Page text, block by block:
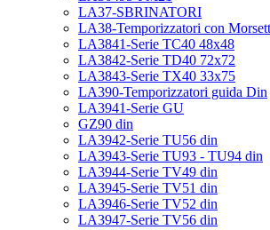
LA37-SBRINATORI
LA38-Temporizzatori con
LA3841-Serie TC40 48x48
LA3842-Serie TD40 72x72
LA3843-Serie TX40 33x75
LA390-Temporizzatori guida Din
LA3941-Serie GU
GZ90 din
LA3942-Serie TU56 din
LA3943-Serie TU93 - TU94 din
LA3944-Serie TV49 din
LA3945-Serie TV51 din
LA3946-Serie TV52 din
LA3947-Serie TV56 din